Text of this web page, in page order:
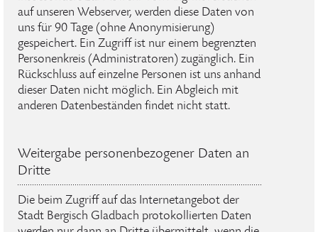
auf unseren Webserver, werden diese Daten von
uns für 90 Tage (ohne Anonymisierung)
gespeichert. Ein Zugriff ist nur einem begrenzten
Personenkreis (Administratoren) zugänglich. Ein
Rückschluss auf einzelne Personen ist uns anhand
dieser Daten nicht möglich. Ein Abgleich mit
anderen Datenbeständen findet nicht statt.
Weitergabe personenbezogener Daten an
Dritte
Die beim Zugriff auf das Internetangebot der
Stadt Bergisch Gladbach protokollierten Daten